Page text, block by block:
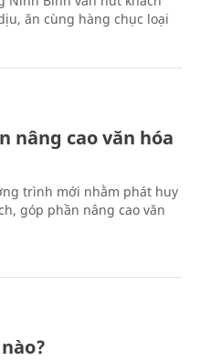
ăn cùng hàng chục loại
nâng cao văn hóa
trình mới nhằm phát huy
góp phần nâng cao văn